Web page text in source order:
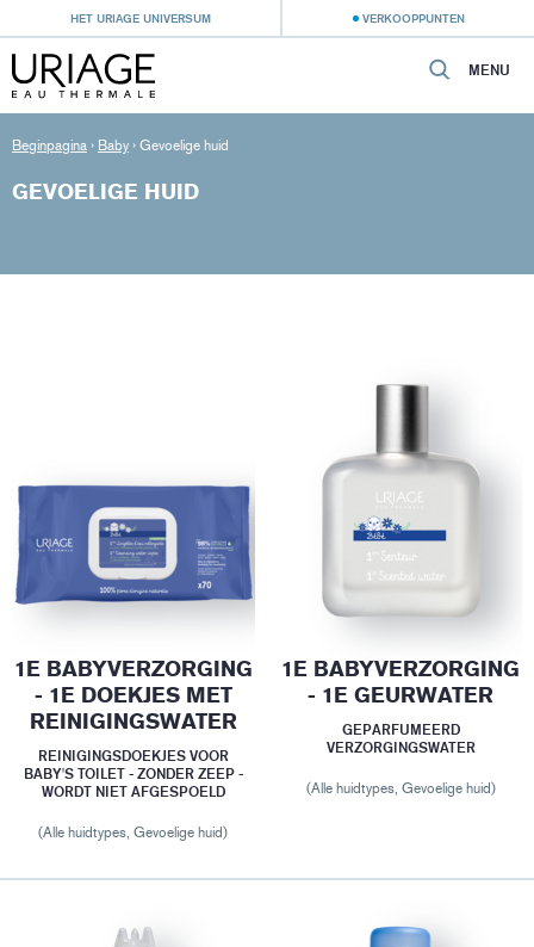
HET URIAGE UNIVERSUM VERKOOPPUNTEN
MENU
Beginpagina › Baby › Gevoelige huid
GEVOELIGE HUID
1E BABYVERZORGING
- 1E DOEKJES MET
REINIGINGSWATER
REINIGINGSDOEKJES VOOR
BABY'S TOILET - ZONDER ZEEP -
WORDT NIET AFGESPOELD
(Alle huidtypes, Gevoelige huid)
1E BABYVERZORGING
- 1E GEURWATER
GEPARFUMEERD
VERZORGINGSWATER
(Alle huidtypes, Gevoelige huid)